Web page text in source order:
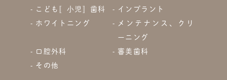
こども〚小児〛歯科
インプラント
ホワイトニング
メンテナンス、クリ
ーニング
口腔外科
審美歯科
その他